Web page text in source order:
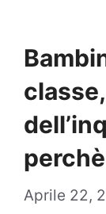
perchè
Aprile 22,